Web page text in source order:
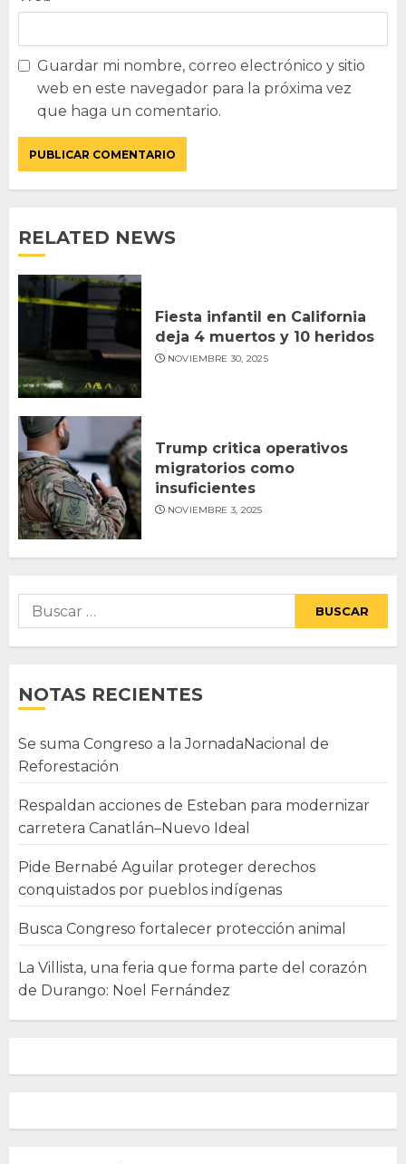
Guardar mi nombre, correo electrónico y sitio
web en este navegador para la próxima vez
que haga un comentario.
RELATED NEWS
Fiesta infantil en California
deja 4 muertos y 10 heridos
NOVIEMBRE 30, 2025
Trump critica operativos
migratorios como
insuficientes
NOVIEMBRE 3, 2025
Buscar:
NOTAS RECIENTES
Se suma Congreso a la JornadaNacional de
Reforestación
Respaldan acciones de Esteban para modernizar
carretera Canatlán–Nuevo Ideal
Pide Bernabé Aguilar proteger derechos
conquistados por pueblos indígenas
Busca Congreso fortalecer protección animal
La Villista, una feria que forma parte del corazón
de Durango: Noel Fernández